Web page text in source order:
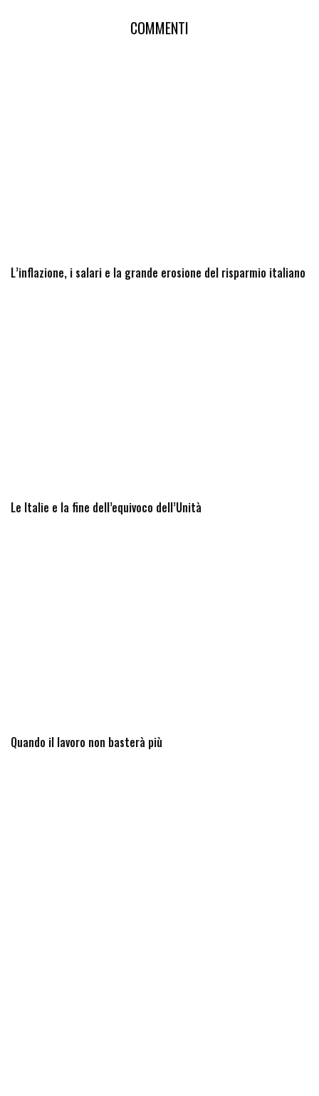
COMMENTI
L’inflazione, i salari e la grande erosione del risparmio italiano
Le Italie e la fine dell’equivoco dell’Unità
Quando il lavoro non basterà più